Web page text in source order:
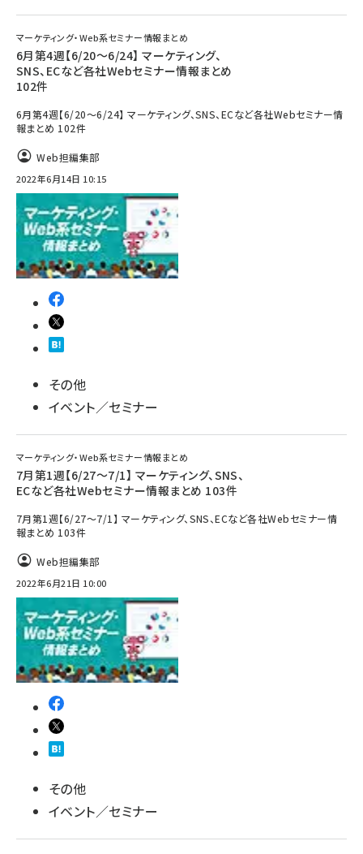
マーケティング・Web系セミナー情報まとめ
6月第4週【6/20～6/24】 マーケティング、
SNS、ECなど各社Webセミナー情報まとめ
102件
6月第4週【6/20～6/24】 マーケティング、SNS、ECなど各社Webセミナー情
報まとめ 102件
Web担編集部
2022年6月14日 10:15
その他
イベント／セミナー
マーケティング・Web系セミナー情報まとめ
7月第1週【6/27～7/1】 マーケティング、SNS、
ECなど各社Webセミナー情報まとめ 103件
7月第1週【6/27～7/1】 マーケティング、SNS、ECなど各社Webセミナー情
報まとめ 103件
Web担編集部
2022年6月21日 10:00
その他
イベント／セミナー